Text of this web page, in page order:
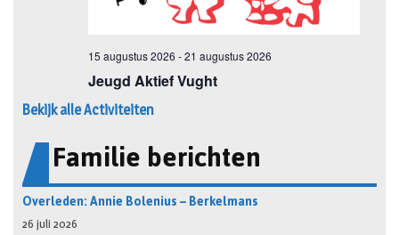
Bekijk alle Activiteiten
Familie berichten
Overleden: Annie Bolenius – Berkelmans
26 juli 2026